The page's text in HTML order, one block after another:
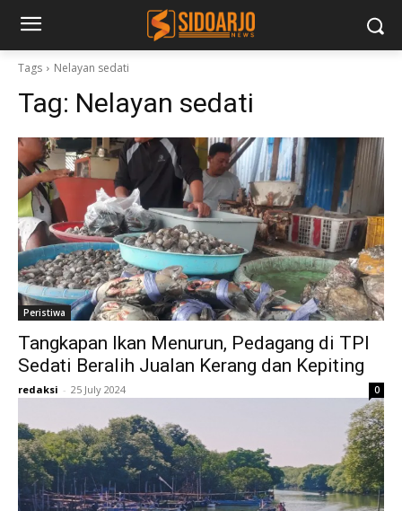
Tags Nelayan sedati
Tag: Nelayan sedati
Peristiwa
Tangkapan Ikan Menurun, Pedagang di TPI
Sedati Beralih Jualan Kerang dan Kepiting
redaksi - 25 July 2024 0